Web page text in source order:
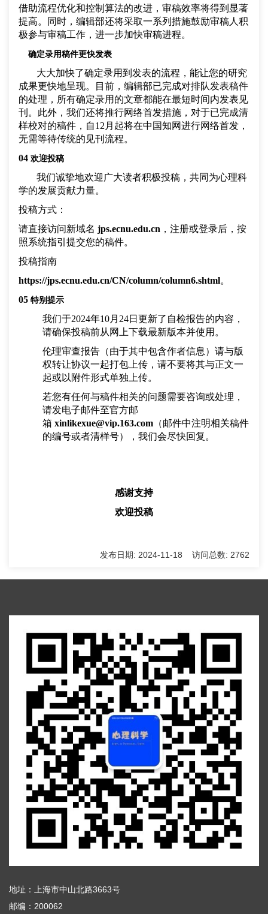
借助流程优化和控制算法的改进，审稿效率将得到显著
提高。同时，编辑部还将采取一系列措施鼓励审稿人积
极参与审稿工作，进一步加快审稿进程。
确定录用稿件更快发表
大大加快了确定录用到发表的流程，能让您的研究
成果更快地呈现。 目前， 编辑部已完成对排队发表稿件
的处理，所有确定录用的文章都能在最短时间内发表见
刊。此外，我们还将推行网络首发措施，对于已完成清
样校对的稿件，自12月起将在中国知网进行网络首发，
无需等待传统的见刊流程。
04 欢迎投稿
我们诚挚地欢迎广大读者积极投稿，共同为心理科
学的发展贡献力量。
投稿方式：
请直接访问新域名 jps.ecnu.edu.cn ，注册或登录后，按
照系统指引提交您的稿件。
投稿指南
https://jps.ecnu.edu.cn/CN/column/column6.shtml。
05 特别提示
我们于2024年10月24日更新了自检报告的内容，
请确保投稿前从网上下载最新版本并使用。
伦理审查报告（由于其中包含作者信息 ）请与版
权转让协议一起打包上传，请不要将其与正文一
起或以附件形式单独上传。
若您有任何与稿件相关的问题需要咨询或处理，
请发电子邮件至官方邮
箱 xinlikexue@vip.163.com （邮件中注明相关稿件
的编号或者清样号），我们会尽快回复。
感谢支持
欢迎投稿
发布日期: 2024-11-18 访问总数: 2762
地址：上海市中山北路3663号
邮编：200062